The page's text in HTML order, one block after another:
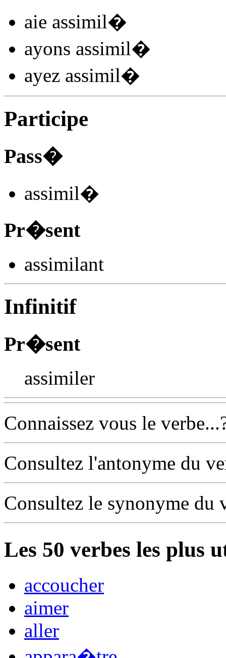
aie assimil�
ayons assimil�
ayez assimil�
Participe
Pass�
assimil�
Pr�sent
assimilant
Infinitif
Pr�sent
assimiler
Connaissez vous le
Consultez l'antonyme du
Consultez le synonyme du
Les 50 verbes les plus
accoucher
aimer
aller